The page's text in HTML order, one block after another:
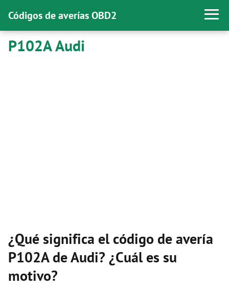
Códigos de averías OBD2
P102A Audi
¿Qué significa el código de avería
P102A de Audi? ¿Cuál es su
motivo?